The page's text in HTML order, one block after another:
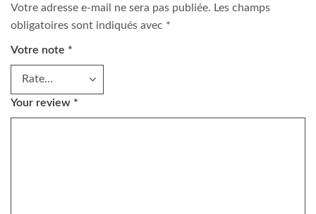
Votre adresse e-mail ne sera pas publiée. Les champs
obligatoires sont indiqués avec *
Votre note *
Your review *